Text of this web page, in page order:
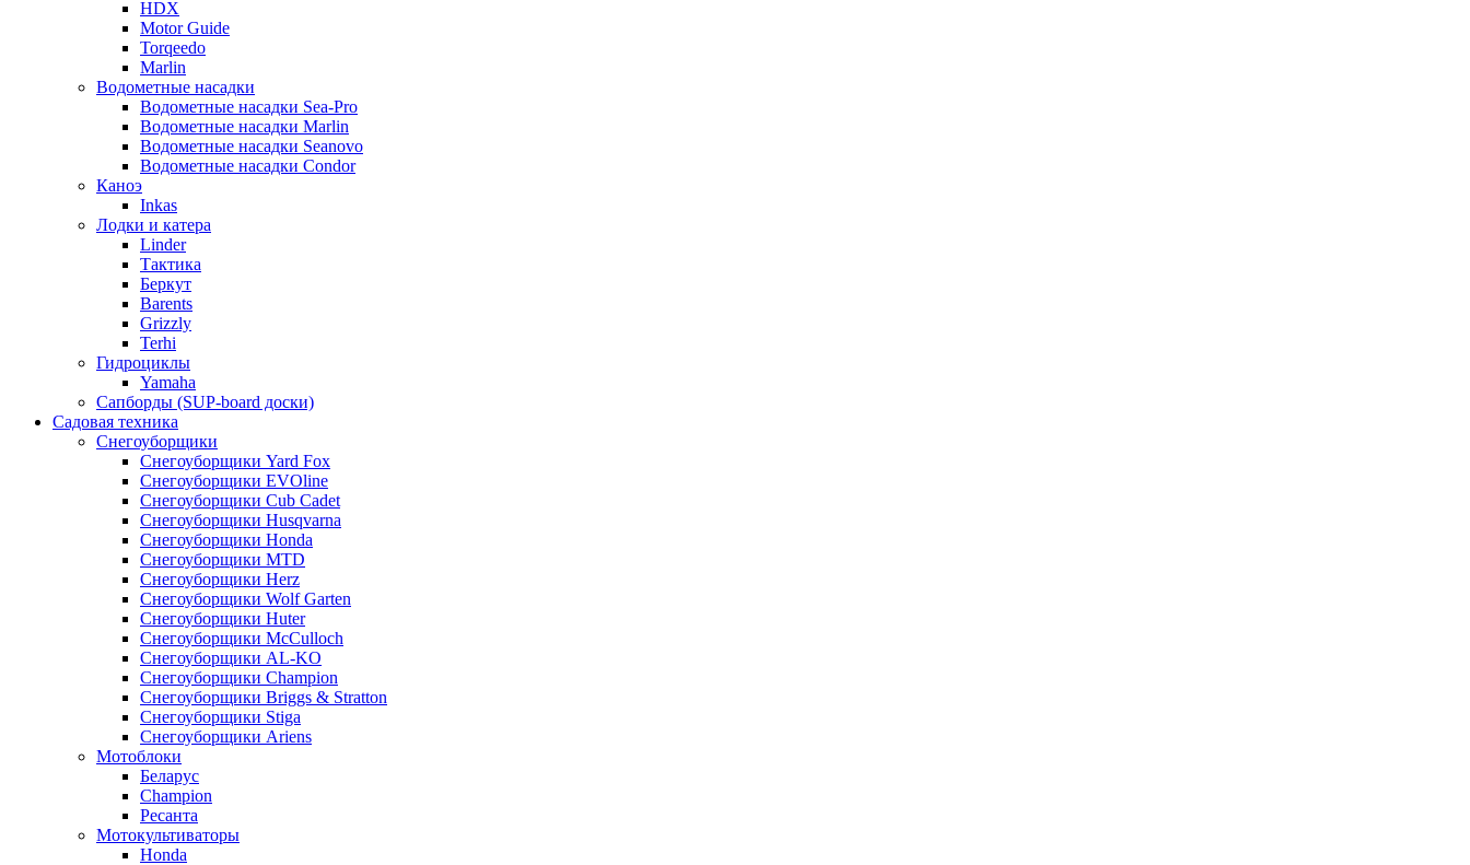
HDX
Motor Guide
Torqeedo
Marlin
Водометные насадки
Водометные насадки Sea-Pro
Водометные насадки Marlin
Водометные насадки Seanovo
Водометные насадки Condor
Каноэ
Inkas
Лодки и катера
Linder
Тактика
Беркут
Barents
Grizzly
Terhi
Гидроциклы
Yamaha
Сапборды (SUP-board доски)
Садовая техника
Снегоуборщики
Снегоуборщики Yard Fox
Снегоуборщики EVOline
Снегоуборщики Cub Cadet
Снегоуборщики Husqvarna
Снегоуборщики Honda
Снегоуборщики MTD
Снегоуборщики Herz
Снегоуборщики Wolf Garten
Снегоуборщики Huter
Снегоуборщики McCulloch
Снегоуборщики AL-KO
Снегоуборщики Champion
Снегоуборщики Briggs & Stratton
Снегоуборщики Stiga
Снегоуборщики Ariens
Мотоблоки
Беларус
Champion
Ресанта
Мотокультиваторы
Honda